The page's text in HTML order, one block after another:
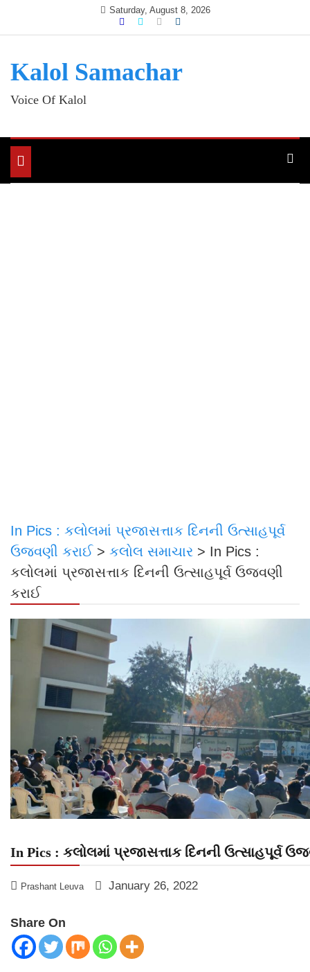
Saturday, August 8, 2026
Kalol Samachar
Voice Of Kalol
Toggle
navigation
In Pics : કલોલમાં પ્રજાસત્તાક દિનની ઉત્સાહપૂર્વ
ઉજવણી કરાઈ > કલોલ સમાચાર > In Pics :
કલોલમાં પ્રજાસત્તાક દિનની ઉત્સાહપૂર્વ ઉજવણી
કરાઈ
In Pics : કલોલમાં પ્રજાસત્તાક દિનની ઉત્સાહપૂર્વ
Prashant Leuva January 26, 2022
Share On